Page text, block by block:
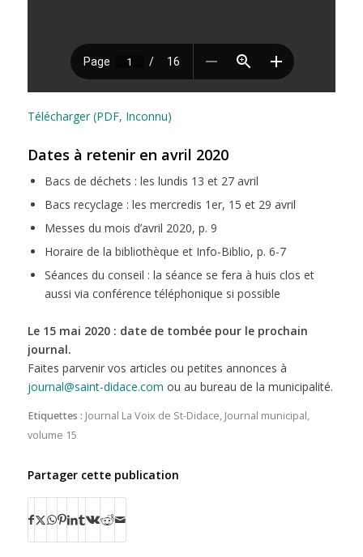
Télécharger (PDF, Inconnu)
Dates à retenir en avril 2020
Bacs de déchets : les lundis 13 et 27 avril
Bacs recyclage : les mercredis 1er, 15 et 29 avril
Messes du mois d’avril 2020, p. 9
Horaire de la bibliothèque et Info-Biblio, p. 6-7
Séances du conseil : la séance se fera à huis clos et
aussi via conférence téléphonique si possible
Le 15 mai 2020 : date de tombée pour le prochain
journal.
Faites parvenir vos articles ou petites annonces à
journal@saint-didace.com ou au bureau de la municipalité.
Etiquettes : Journal La Voix de St-Didace, Journal municipal,
volume 15
Partager cette publication